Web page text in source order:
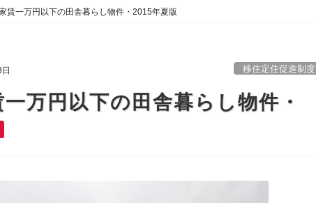
賃一万円以下の田舎暮らし物件・2015年夏版
移住定住促進制度
万円以下の田舎暮らし物件・